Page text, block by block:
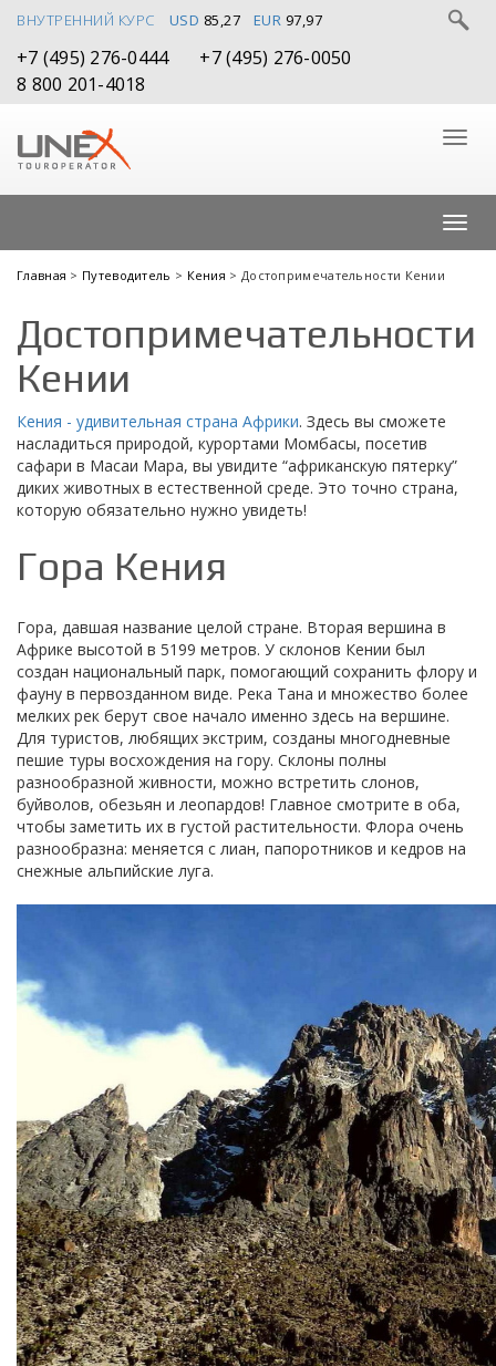
ВНУТРЕННИЙ КУРС USD 85,27 EUR 97,97
+7 (495) 276-0444
+7 (495) 276-0050
8 800 201-4018
Главная > Путеводитель > Кения > Достопримечательности Кении
Достопримечательности
Кении
Кения - удивительная страна Африки. Здесь вы сможете
насладиться природой, курортами Момбасы, посетив
сафари в Масаи Мара, вы увидите “африканскую пятерку”
диких животных в естественной среде. Это точно страна,
которую обязательно нужно увидеть!
Гора Кения
Гора, давшая название целой стране. Вторая вершина в
Африке высотой в 5199 метров. У склонов Кении был
создан национальный парк, помогающий сохранить флору и
фауну в первозданном виде. Река Тана и множество более
мелких рек берут свое начало именно здесь на вершине.
Для туристов, любящих экстрим, созданы многодневные
пешие туры восхождения на гору. Склоны полны
разнообразной живности, можно встретить слонов,
буйволов, обезьян и леопардов! Главное смотрите в оба,
чтобы заметить их в густой растительности. Флора очень
разнообразна: меняется с лиан, папоротников и кедров на
снежные альпийские луга.